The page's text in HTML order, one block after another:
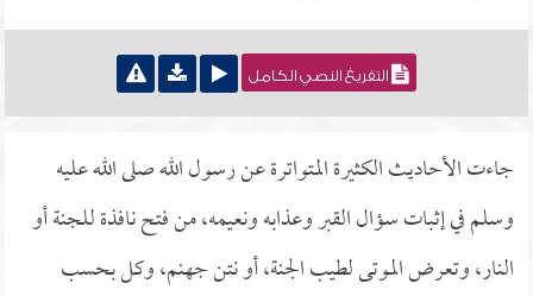
التفريغ النصي الكامل
جاءت الأحاديث الكثيرة المتواترة عن رسول الله صلى الله عليه
وسلم في إثبات سؤال القبر وعذابه ونعيمه، من فتح نافذة للجنة أو
النار، وتعرض الموتى لطيب الجنة، أو نتن جهنم، وكل بحسب